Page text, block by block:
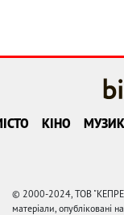
КІНО
© 2000-2024, ТОВ
матеріали,